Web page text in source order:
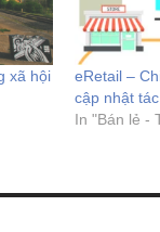
xã hội
eRetail –
cập nhật
In "Bán lẻ -